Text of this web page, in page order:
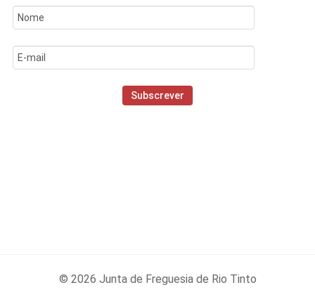
© 2026 Junta de Freguesia de Rio Tinto